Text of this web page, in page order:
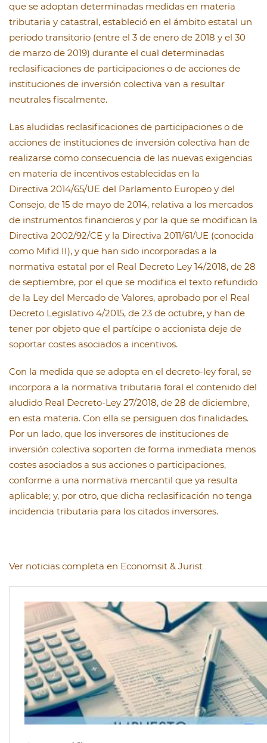
que se adoptan determinadas medidas en materia
tributaria y catastral, estableció en el ámbito estatal un
periodo transitorio (entre el 3 de enero de 2018 y el 30
de marzo de 2019) durante el cual determinadas
reclasificaciones de participaciones o de acciones de
instituciones de inversión colectiva van a resultar
neutrales fiscalmente.
Las aludidas reclasificaciones de participaciones o de
acciones de instituciones de inversión colectiva han de
realizarse como consecuencia de las nuevas exigencias
en materia de incentivos establecidas en la
Directiva 2014/65/UE del Parlamento Europeo y del
Consejo, de 15 de mayo de 2014, relativa a los mercados
de instrumentos financieros y por la que se modifican la
Directiva 2002/92/CE y la Directiva 2011/61/UE (conocida
como Mifid II), y que han sido incorporadas a la
normativa estatal por el Real Decreto Ley 14/2018, de 28
de septiembre, por el que se modifica el texto refundido
de la Ley del Mercado de Valores, aprobado por el Real
Decreto Legislativo 4/2015, de 23 de octubre, y han de
tener por objeto que el partícipe o accionista deje de
soportar costes asociados a incentivos.
Con la medida que se adopta en el decreto-ley foral, se
incorpora a la normativa tributaria foral el contenido del
aludido Real Decreto-Ley 27/2018, de 28 de diciembre,
en esta materia. Con ella se persiguen dos finalidades.
Por un lado, que los inversores de instituciones de
inversión colectiva soporten de forma inmediata menos
costes asociados a sus acciones o participaciones,
conforme a una normativa mercantil que ya resulta
aplicable; y, por otro, que dicha reclasificación no tenga
incidencia tributaria para los citados inversores.
Ver noticias completa en Economsit & Jurist